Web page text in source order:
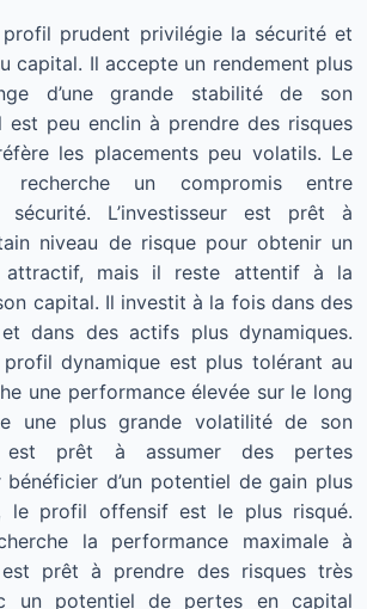
profil prudent privilégie la sécurité et
capital. Il accepte un rendement plus
d’une grande stabilité de son
est peu enclin à prendre des risques
les placements peu volatils. Le
recherche un compromis entre
sécurité. L’investisseur est prêt à
niveau de risque pour obtenir un
attractif, mais il reste attentif à la
capital. Il investit à la fois dans des
dans des actifs plus dynamiques.
profil dynamique est plus tolérant au
une performance élevée sur le long
une plus grande volatilité de son
est prêt à assumer des pertes
d’un potentiel de gain plus
le profil offensif est le plus risqué.
la performance maximale à
prêt à prendre des risques très
un potentiel de pertes en capital